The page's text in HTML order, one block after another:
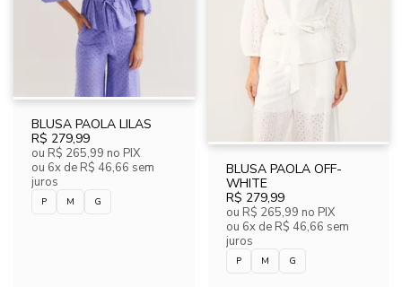
BLUSA PAOLA LILAS
R$ 279,99
ou R$ 265,99 no PIX
ou 6x de R$ 46,66 sem
juros
P M G
BLUSA PAOLA OFF-
WHITE
R$ 279,99
ou R$ 265,99 no PIX
ou 6x de R$ 46,66 sem
juros
P M G